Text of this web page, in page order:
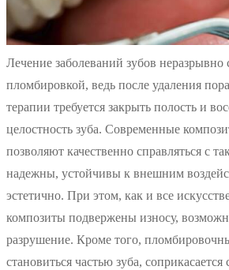
Лечение заболеваний зубов неразрывно
пломбировкой, ведь после удаления
терапии требуется закрыть полость и
целостность зуба. Современные
позволяют качественно справляться с
надежны, устойчивы к внешним
эстетично. При этом, как и все
композиты подвержены износу,
разрушение. Кроме того,
становиться частью зуба,